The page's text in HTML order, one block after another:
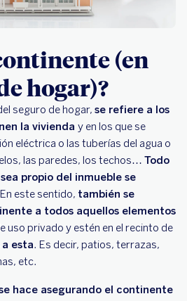
(en
hogar)?
seguro de hogar, se refiere a los
la vivienda y en los que se
eléctrica o las tuberías del agua o
las paredes, los techos… Todo
propio del inmueble se
este sentido, también se
a todos aquellos elementos
uso privado y estén en el recinto de
a esta. Es decir, patios, terrazas,
etc.
hace asegurando el continente